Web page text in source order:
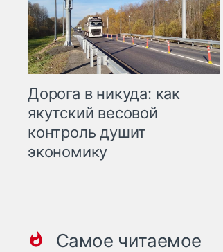
Дорога в никуда: как
якутский весовой
контроль душит
экономику
Самое читаемое